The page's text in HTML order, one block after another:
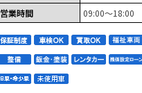
営業時間
09:00～18:00